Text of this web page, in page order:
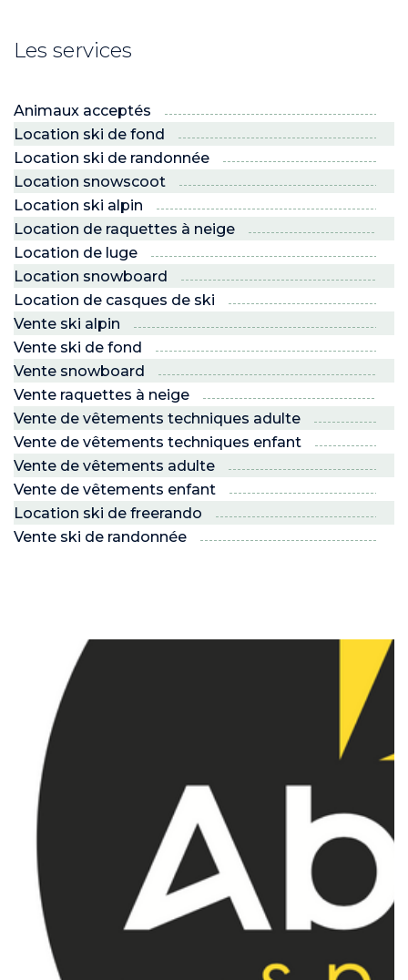
NORDIC
Nordic
son espace !”
?
ET
Les services
Animaux acceptés
Location ski de fond
Location ski de randonnée
Location snowscoot
Location ski alpin
Location de raquettes à neige
Location de luge
Location snowboard
Location de casques de ski
Vente ski alpin
Vente ski de fond
Vente snowboard
Vente raquettes à neige
Vente de vêtements techniques adulte
Vente de vêtements techniques enfant
Vente de vêtements adulte
Vente de vêtements enfant
Location ski de freerando
Vente ski de randonnée